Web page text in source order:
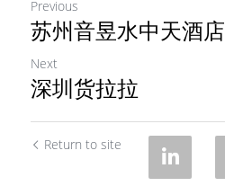
Previous
苏州音昱水中天酒店
Next
深圳货拉拉
Return to site